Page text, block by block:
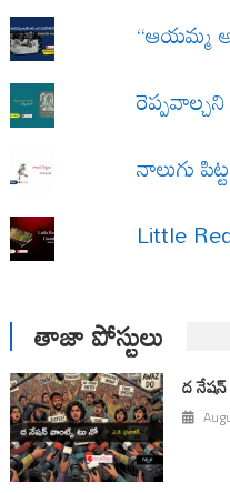
“ఆయమ్మ
నాలుగు
Little
తాజా పోస్టులు
ద